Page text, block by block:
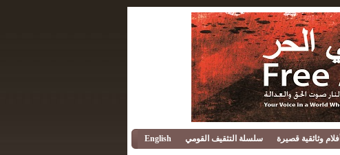
أفلام وثائقية قصيرة سلسلة التثقيف القومي English